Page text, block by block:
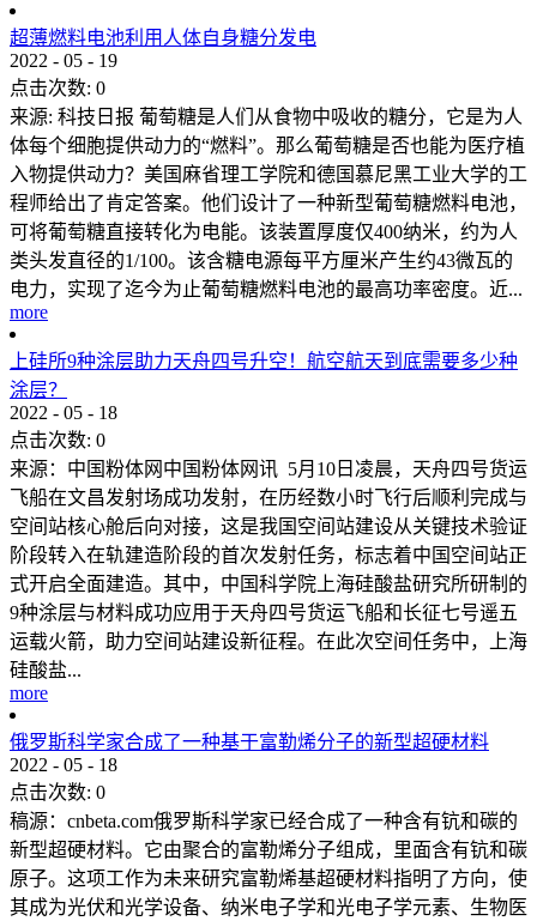
超薄燃料电池利用人体自身糖分发电
2022 - 05 - 19
点击次数: 0
来源: 科技日报 葡萄糖是人们从食物中吸收的糖分，它是为人
体每个细胞提供动力的“燃料”。那么葡萄糖是否也能为医疗植
入物提供动力？美国麻省理工学院和德国慕尼黑工业大学的工
程师给出了肯定答案。他们设计了一种新型葡萄糖燃料电池，
可将葡萄糖直接转化为电能。该装置厚度仅400纳米，约为人
类头发直径的1/100。该含糖电源每平方厘米产生约43微瓦的
电力，实现了迄今为止葡萄糖燃料电池的最高功率密度。近...
more
上硅所9种涂层助力天舟四号升空！航空航天到底需要多少种
涂层？
2022 - 05 - 18
点击次数: 0
来源：中国粉体网中国粉体网讯 5月10日凌晨，天舟四号货运
飞船在文昌发射场成功发射，在历经数小时飞行后顺利完成与
空间站核心舱后向对接，这是我国空间站建设从关键技术验证
阶段转入在轨建造阶段的首次发射任务，标志着中国空间站正
式开启全面建造。其中，中国科学院上海硅酸盐研究所研制的
9种涂层与材料成功应用于天舟四号货运飞船和长征七号遥五
运载火箭，助力空间站建设新征程。在此次空间任务中，上海
硅酸盐...
more
俄罗斯科学家合成了一种基于富勒烯分子的新型超硬材料
2022 - 05 - 18
点击次数: 0
稿源：cnbeta.com俄罗斯科学家已经合成了一种含有钪和碳的
新型超硬材料。它由聚合的富勒烯分子组成，里面含有钪和碳
原子。这项工作为未来研究富勒烯基超硬材料指明了方向，使
其成为光伏和光学设备、纳米电子学和光电子学元素、生物医